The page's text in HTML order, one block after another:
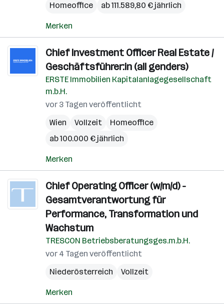
Homeoffice
ab 111.589,80 € jährlich
Merken
Chief Investment Officer Real Estate /
Geschäftsführer:in (all genders)
ERSTE Immobilien Kapitalanlagegesellschaft
m.b.H.
vor 3 Tagen veröffentlicht
Wien
Vollzeit
Homeoffice
ab 100.000 € jährlich
Merken
Chief Operating Officer (w/m/d) -
Gesamtverantwortung für
Performance, Transformation und
Wachstum
TRESCON Betriebsberatungsges.m.b.H.
vor 4 Tagen veröffentlicht
Niederösterreich
Vollzeit
Merken